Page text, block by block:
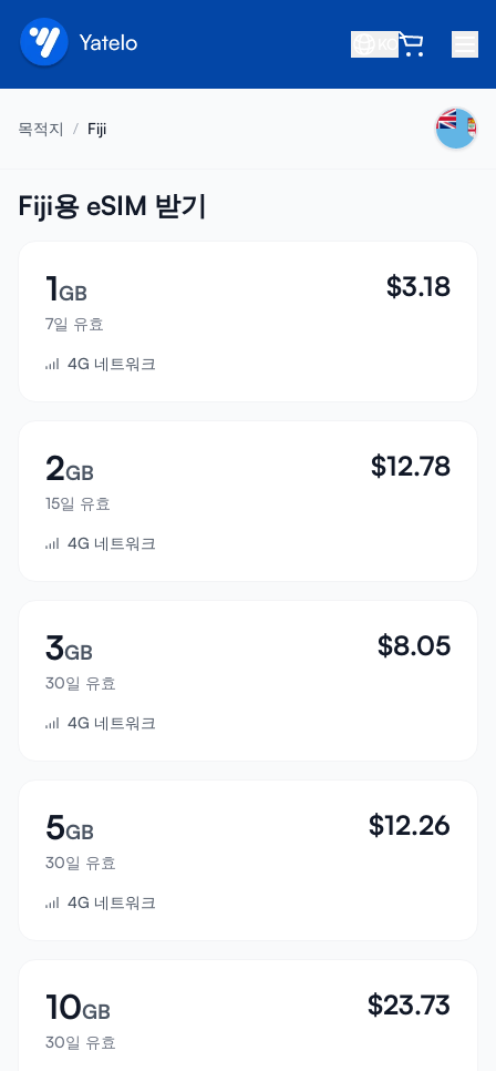
소개
친구 추천
제휴사 되기
고객센터
지원
기기 호환성
로그인
목적지 / Fiji
Fiji용 eSIM 받기
1GB
7일 유효
$3.18
4G 네트워크
2GB
15일 유효
$12.78
4G 네트워크
3GB
30일 유효
$8.05
4G 네트워크
5GB
30일 유효
$12.26
4G 네트워크
10GB
30일 유효
$23.73